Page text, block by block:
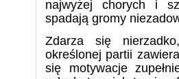
najwyżej chorych i
spadają gromy
Zdarza się
określonej partii
się motywacje